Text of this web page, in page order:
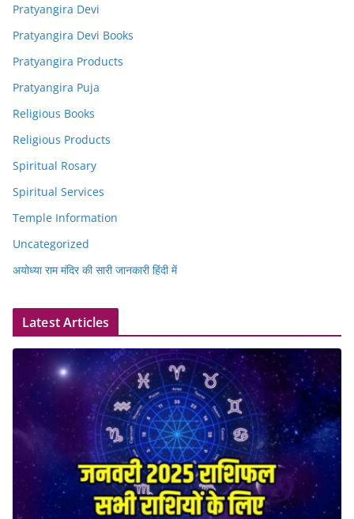
Pratyangira Devi
Pratyangira Devi Books
Pratyangira Products
Pratyangira Puja
Religious Books
Religious Products
Spiritual Rosary
Spiritual Services
Temple Information
Uncategorized
अयोध्या राम मंदिर की सारी जानकारी हिंदी में
Latest Articles